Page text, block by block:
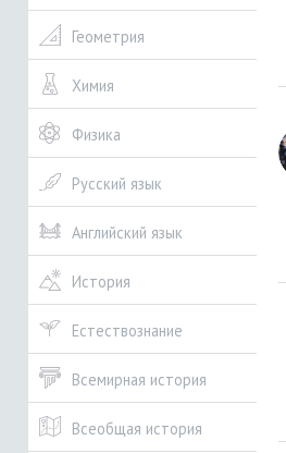
Геометрия
Химия
Физика
Русский язык
Английский язык
История
Естествознание
Всемирная история
Всеобщая история